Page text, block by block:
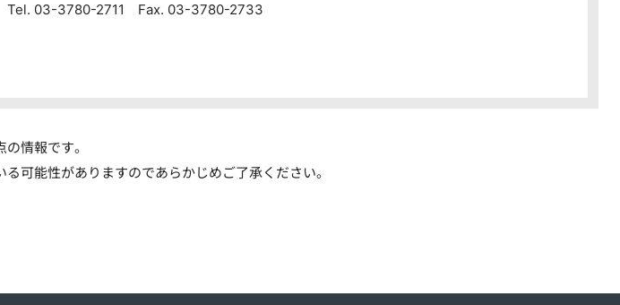
Tel. 03-3780-2711 Fax. 03-3780-2733
情報です。
可能性がありますのであらかじめご了承ください。